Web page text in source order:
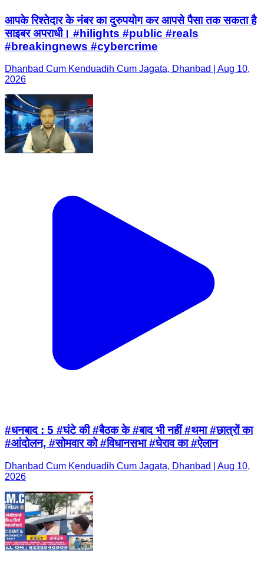
आपके रिश्तेदार के नंबर का दुरुपयोग कर आपसे पैसा तक सकता है
साइबर अपराधी। #hilights #public #reals
#breakingnews #cybercrime
Dhanbad Cum Kenduadih Cum Jagata, Dhanbad | Aug 10,
2026
#धनबाद : 5 #घंटे की #बैठक के #बाद भी नहीं #थमा #छात्रों का
#आंदोलन, #सोमवार को #विधानसभा #घेराव का #ऐलान
Dhanbad Cum Kenduadih Cum Jagata, Dhanbad | Aug 10,
2026